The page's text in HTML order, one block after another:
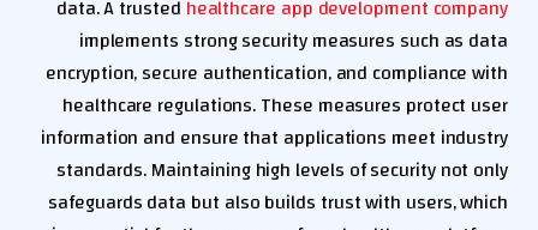
data. A trusted healthcare app development company
implements strong security measures such as data
encryption, secure authentication, and compliance with
healthcare regulations. These measures protect user
information and ensure that applications meet industry
standards. Maintaining high levels of security not only
safeguards data but also builds trust with users, which